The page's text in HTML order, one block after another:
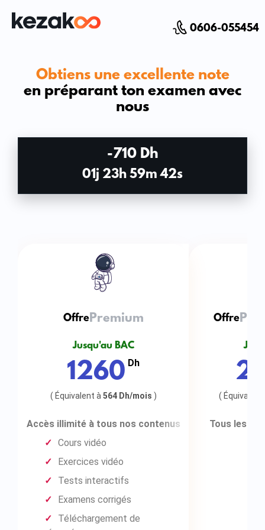
0606-055454
Obtiens une excellente note
en préparant ton examen avec
nous
-710 Dh
01j 23h 59m 41s
Offre
(
Tous les
Jusqu'à
Dh
Premium + Chat + Lives
Jusqu'à la fin du semestre
1780
1510
Premium
+
Accès à un prof qui répond à
toutes tes questions
OffrePremium
Jusqu'au BAC
1260 Dh
( Équivalent à 564 Dh/mois )
Accès illimité à tous nos contenus
Cours vidéo
Exercices vidéo
Tests interactifs
Examens corrigés
Téléchargement de
Maths
Physique Chimie
Comptabilité
Organisation des entreprises